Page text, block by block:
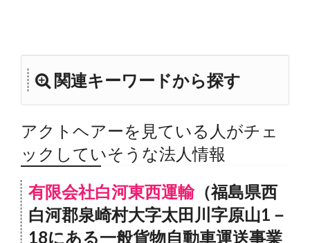
関連キーワードから探す
アクトヘアーを見ている人がチェ
ックしていそうな法人情報
有限会社白河東西運輸（福島県西
白河郡泉崎村大字太田川字原山1－
18にある一般貨物自動車運送事業